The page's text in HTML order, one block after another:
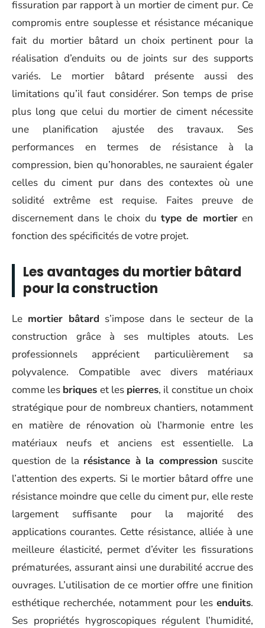
fissuration par rapport à un mortier de ciment pur. Ce
compromis entre souplesse et résistance mécanique
fait du mortier bâtard un choix pertinent pour la
réalisation d’enduits ou de joints sur des supports
variés. Le mortier bâtard présente aussi des
limitations qu’il faut considérer. Son temps de prise
plus long que celui du mortier de ciment nécessite
une planification ajustée des travaux. Ses
performances en termes de résistance à la
compression, bien qu’honorables, ne sauraient égaler
celles du ciment pur dans des contextes où une
solidité extrême est requise. Faites preuve de
discernement dans le choix du type de mortieren
fonction des spécificités de votre projet.
Les avantages du mortier bâtard
pour la construction
Le mortier bâtard s’impose dans le secteur de la
construction grâce à ses multiples atouts. Les
professionnels apprécient particulièrement sa
polyvalence. Compatible avec divers matériaux
comme les briques et les pierres, il constitue un choix
stratégique pour de nombreux chantiers, notamment
en matière de rénovation où l’harmonie entre les
matériaux neufs et anciens est essentielle. La
question de la résistance à la compression suscite
l’attention des experts. Si le mortier bâtard offre une
résistance moindre que celle du ciment pur, elle reste
largement suffisante pour la majorité des
applications courantes. Cette résistance, alliée à une
meilleure élasticité, permet d’éviter les fissurations
prématurées, assurant ainsi une durabilité accrue des
ouvrages. L’utilisation de ce mortier offre une finition
esthétique recherchée, notamment pour les enduits.
Ses propriétés hygroscopiques régulent l’humidité,